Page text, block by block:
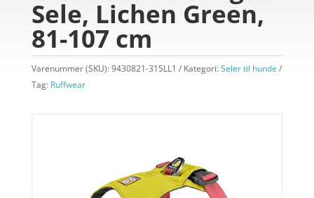
Sele, Lichen Green,
81-107 cm
Varenummer (SKU):9430821-315LL1 Kategori:Seler til hunde
Tag: Ruffwear